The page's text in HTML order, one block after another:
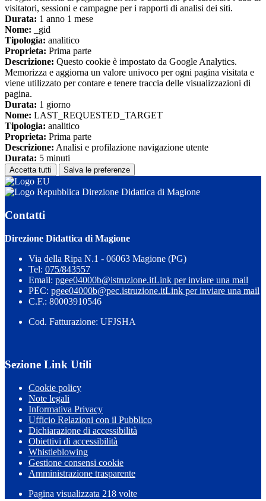
visitatori, sessioni e campagne per i rapporti di analisi dei siti.
Durata: 1 anno 1 mese
Nome: _gid
Tipologia: analitico
Proprieta: Prima parte
Descrizione: Questo cookie è impostato da Google Analytics.
Memorizza e aggiorna un valore univoco per ogni pagina visitata e
viene utilizzato per contare e tenere traccia delle visualizzazioni di
pagina.
Durata: 1 giorno
Nome: LAST_REQUESTED_TARGET
Tipologia: analitico
Proprieta: Prima parte
Descrizione: Analisi e profilazione navigazione utente
Durata: 5 minuti
Accetta tutti Salva le preferenze
Direzione Didattica di Magione
Contatti
Direzione Didattica di Magione
Via della Ripa N.1 - 06063 Magione (PG)
Tel: 075/843557
Email: pgee04000b@istruzione.itLink per inviare una mail
PEC: pgee04000b@pec.istruzione.itLink per inviare una mail
C.F.: 80003910546
Cod. Fatturazione: UFJSHA
Sezione Link Utili
Cookie policy
Note legali
Informativa Privacy
Ufficio Relazioni con il Pubblico
Dichiarazione di accessibilità
Obiettivi di accessibilità
Whistleblowing
Gestione consensi cookie
Amministrazione trasparente
Pagina visualizzata 218 volte